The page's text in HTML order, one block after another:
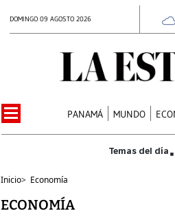
DOMINGO 09 AGOSTO 2026
PANAMÁ MUNDO
Inicio> Economía
ECONOMÍA